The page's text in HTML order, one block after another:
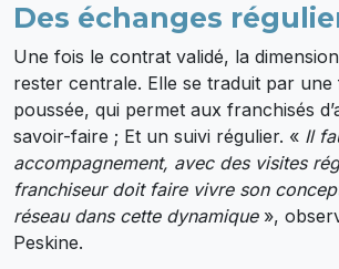
Des échanges
Une fois le contrat validé, la
rester centrale. Elle se traduit par une
poussée, qui permet aux franchisés
savoir-faire ; Et un suivi régulier. « Il
accompagnement, avec des visites
franchiseur doit faire vivre son
réseau dans cette dynamique »,
Peskine.